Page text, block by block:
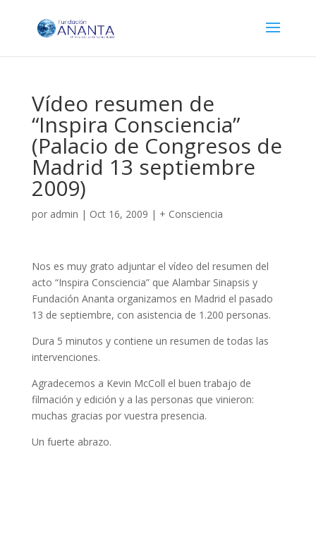
Vídeo resumen de
“Inspira Consciencia”
(Palacio de Congresos de
Madrid 13 septiembre
2009)
por admin | Oct 16, 2009 | + Consciencia
Nos es muy grato adjuntar el vídeo del resumen del
acto “Inspira Consciencia” que Alambar Sinapsis y
Fundación Ananta organizamos en Madrid el pasado
13 de septiembre, con asistencia de 1.200 personas.
Dura 5 minutos y contiene un resumen de todas las
intervenciones.
Agradecemos a Kevin McColl el buen trabajo de
filmación y edición y a las personas que vinieron:
muchas gracias por vuestra presencia.
Un fuerte abrazo.